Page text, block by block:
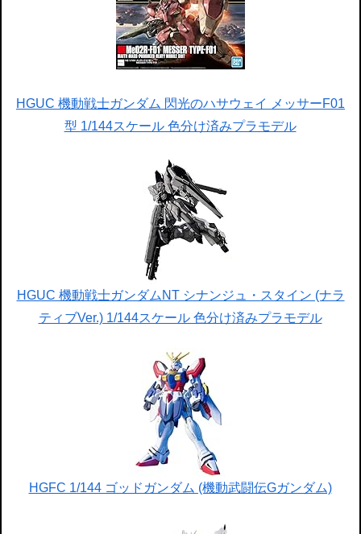
HGUC 機動戦士ガンダム 閃光のハサウェイ メッサーF01
型 1/144スケール 色分け済みプラモデル
HGUC 機動戦士ガンダムNT シナンジュ・スタイン (ナラ
ティブVer.) 1/144スケール 色分け済みプラモデル
HGFC 1/144 ゴッドガンダム (機動武闘伝Gガンダム)